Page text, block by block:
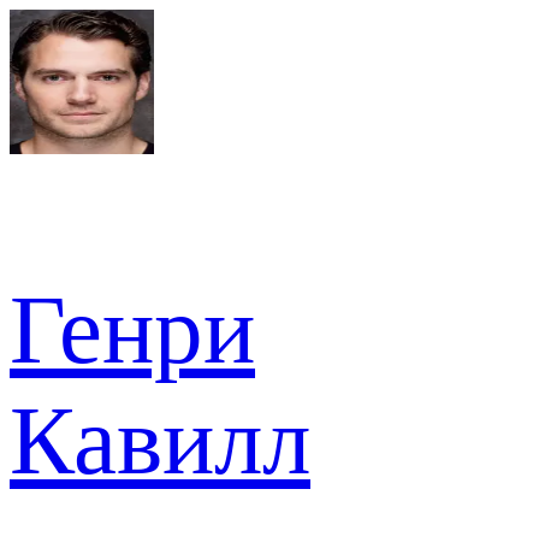
Генри
Кавилл